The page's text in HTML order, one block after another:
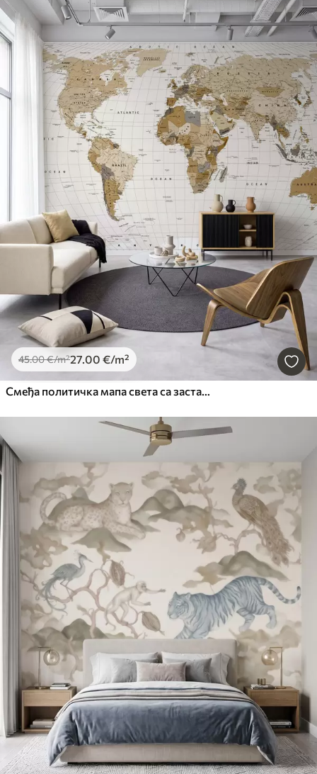
45.00€/m²27.00 €/m²
Смеђа политичка мапа света са заставама на енглеском језику